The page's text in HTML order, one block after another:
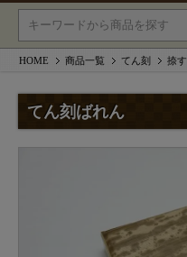
HOME 商品一覧 てん刻 捺す
てん刻ばれん